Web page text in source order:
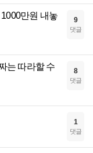
만원 내놓
9
댓글
는 따라할 수
8
댓글
1
댓글